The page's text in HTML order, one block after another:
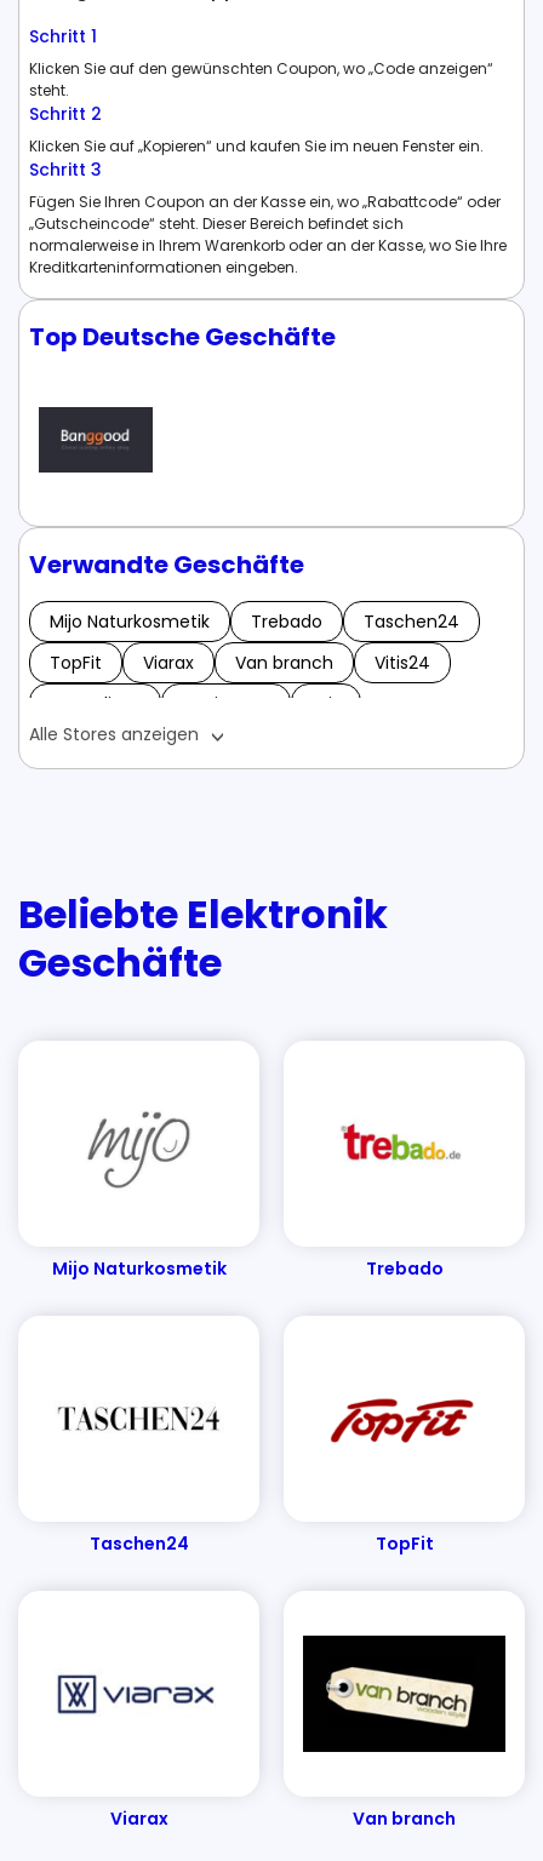
Schritt 1
Klicken Sie auf den gewünschten Coupon, wo „Code anzeigen“
steht.
Schritt 2
Klicken Sie auf „Kopieren“ und kaufen Sie im neuen Fenster ein.
Schritt 3
Fügen Sie Ihren Coupon an der Kasse ein, wo „Rabattcode“ oder
„Gutscheincode“ steht. Dieser Bereich befindet sich
normalerweise in Ihrem Warenkorb oder an der Kasse, wo Sie Ihre
Kreditkarteninformationen eingeben.
Top Deutsche Geschäfte
Verwandte Geschäfte
Mijo Naturkosmetik Trebado
Taschen24
TopFit
Viarax Van branch
Vitis24
Vengelium
VagiQUICK
Wix
Weihnachtsbaumland
Wacholder-Express
XTRA FUEL
XBODY Nutrition
Banggood Gutscheine - Mai 2024
Aroma Manufaktur Gutscheine - Mai 2024
Alle Stores anzeigen
Beliebte Elektronik
Geschäfte
Mijo Naturkosmetik Trebado
Taschen24 TopFit
Viarax Van branch